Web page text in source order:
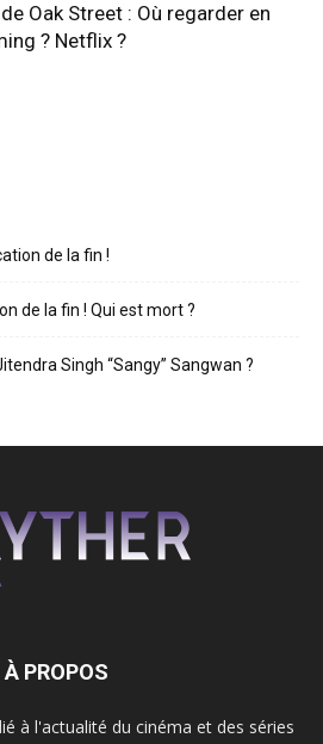
Oak Street : Où regarder en
? Netflix ?
de la fin !
de la fin ! Qui est mort ?
Singh “Sangy” Sangwan ?
À PROPOS
à l'actualité du cinéma et des séries